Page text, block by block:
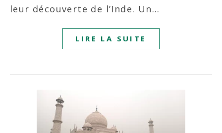
leur découverte de l’Inde. Un…
LIRE LA SUITE